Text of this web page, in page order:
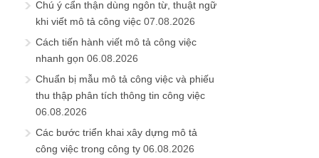
Chú ý cẩn thận dùng ngôn từ, thuật ngữ
khi viết mô tả công việc 07.08.2026
Cách tiến hành viết mô tả công việc
nhanh gọn 06.08.2026
Chuẩn bị mẫu mô tả công việc và phiếu
thu thập phân tích thông tin công việc
06.08.2026
Các bước triển khai xây dựng mô tả
công việc trong công ty 06.08.2026